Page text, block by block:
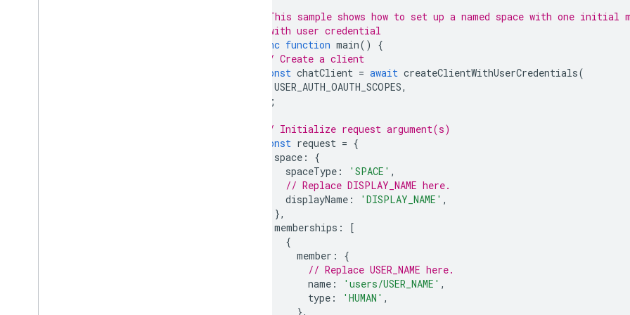
// This sample shows how to set up a named space with one initial
// with user credential
async function main()
{
// Create a client
const chatClient = await createClientWithUserCredentials(
USER_AUTH_OAUTH_SCOPES,
);
// Initialize request argument(s)
const request = {
space :
{
spaceType : 'SPACE' ,
// Replace DISPLAY_NAME here.
displayName : 'DISPLAY_NAME' ,
},
memberships :
[
{
member :
{
// Replace USER_NAME here.
name : 'users/USER_NAME' ,
type : 'HUMAN' ,
},